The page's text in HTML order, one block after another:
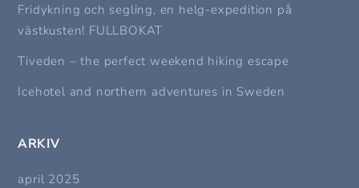
Fridykning och segling, en helg-expedition på
västkusten! FULLBOKAT
Tiveden – the perfect weekend hiking escape
Icehotel and northern adventures in Sweden
ARKIV
april 2025